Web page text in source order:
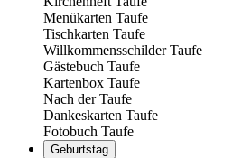
Menükarten Taufe
Tischkarten Taufe
Willkommensschilder Taufe
Gästebuch Taufe
Kartenbox Taufe
Nach der Taufe
Dankeskarten Taufe
Fotobuch Taufe
Geburtstag